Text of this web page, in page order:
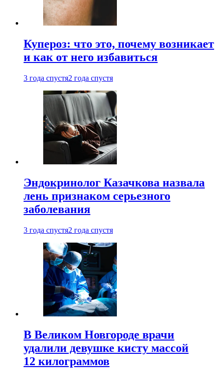
Купероз: что это, почему возникает
и как от него избавиться
3 года спустя2 года спустя
Эндокринолог Казачкова назвала
лень признаком серьезного
заболевания
3 года спустя2 года спустя
В Великом Новгороде врачи
удалили девушке кисту массой
12 килограммов